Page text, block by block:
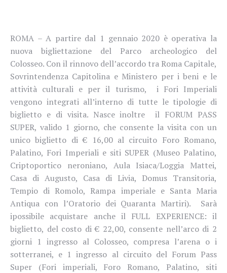
ROMA – A partire dal 1 gennaio 2020 è operativa la
nuova bigliettazione del Parco archeologico del
Colosseo. Conil rinnovo dell’accordo tra Roma Capitale,
Sovrintendenza Capitolina e Ministero per i beni e le
attività culturali e per il turismo,
i Fori Imperiali
vengono integrati all’interno di tutte le tipologie di
biglietto e di visita. Nasce inoltre
il FORUM PASS
SUPER, valido 1 giorno, che consente la visita con un
unico biglietto di € 16,00 al circuito Foro Romano,
Palatino, Fori Imperiali e siti SUPER (Museo Palatino,
Criptoportico neroniano, Aula Isiaca/Loggia Mattei,
Casa di Augusto, Casa di Livia, Domus Transitoria,
Tempio di Romolo, Rampa imperiale e Santa Maria
Antiqua con l’Oratorio dei Quaranta Martiri). Sarà
ipossibile acquistare anche il FULL EXPERIENCE: il
biglietto, del costo di € 22,00, consente nell’arco di 2
giorni 1 ingresso al Colosseo, compresa l’arena o i
sotterranei, e 1 ingresso al circuito del Forum Pass
Super (Fori imperiali, Foro Romano, Palatino, siti